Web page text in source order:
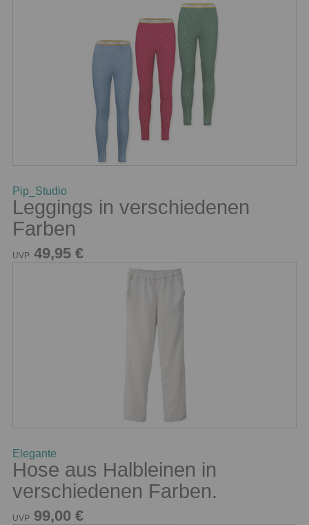
Pip_Studio
Leggings in verschiedenen
Farben
UVP 49,95 €
Elegante
Hose aus Halbleinen in
verschiedenen Farben.
UVP 99,00 €